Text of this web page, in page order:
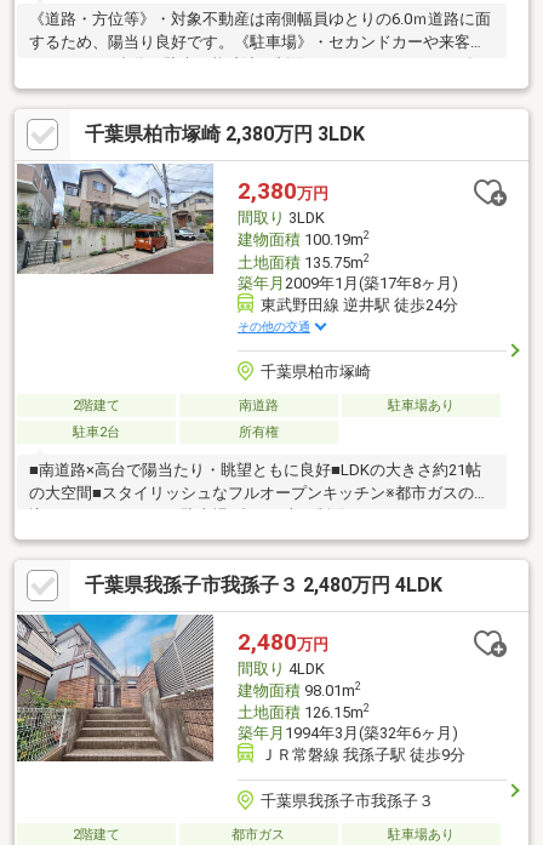
《道路・方位等》・対象不動産は南側幅員ゆとりの6.0ｍ道路に面
するため、陽当り良好です。《駐車場》・セカンドカーや来客用
り。《改修・リフォーム》・令和5年8月に内装リフォームを完了
しています。全室壁紙クロス張替え フローリング張替え キッ
チン交換 洗面化粧台交換 トイレ（1階、2階）交換 建具交
換 クリーニング等《リビングメッセージ》・【ランドロームフ
ードマーケット 沼南店】（約2kｍ）・【柏市立風早北部小学校】
（約2.4kｍ）・【柏市立大津ケ丘中学校】（約2.9kｍ）◆湖南地
区地区計画区域
千葉県柏市塚崎 2,380万円 3LDK
2,380万円
間取り 3LDK
建物面積100.19m2
土地面積135.75m2
築年月 2009年1月(築17年8ヶ月)
東武野田線 逆井駅 徒歩24分
その他の交通
千葉県柏市塚崎
2階建て 南道路
駐車場あり
駐車2台
所有権
■南道路×高台で陽当たり・眺望ともに良好■LDKの大きさ約21帖
の大空間■スタイリッシュなフルオープンキッチン※都市ガスの引
千葉県我孫子市我孫子３ 2,480万円 4LDK
2,480万円
間取り 4LDK
建物面積98.01m2
土地面積126.15m2
築年月 1994年3月(築32年6ヶ月)
ＪＲ常磐線 我孫子駅 徒歩9分
千葉県我孫子市我孫子３
2階建て 都市ガス
駐車場あり